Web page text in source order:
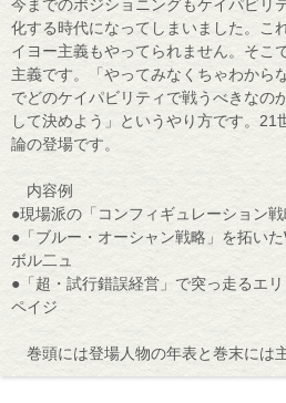
今までのポジショニングもケイパビリ
化する時代になってしまいました。こ
イヨー主義もやってられません。そこ
主義です。「やってみなくちゃわから
でどのケイパビリティで戦うべきなの
して決めよう」というやり方です。21
論の登場です。
内容例
●現場派の「コンフィギュレーション
●「ブルー・オーシャン戦略」を拓い
ボル二ュ
●「超・試行錯誤経営」で突っ走るエ
ペイジ
巻頭には登場人物の年表と巻末には